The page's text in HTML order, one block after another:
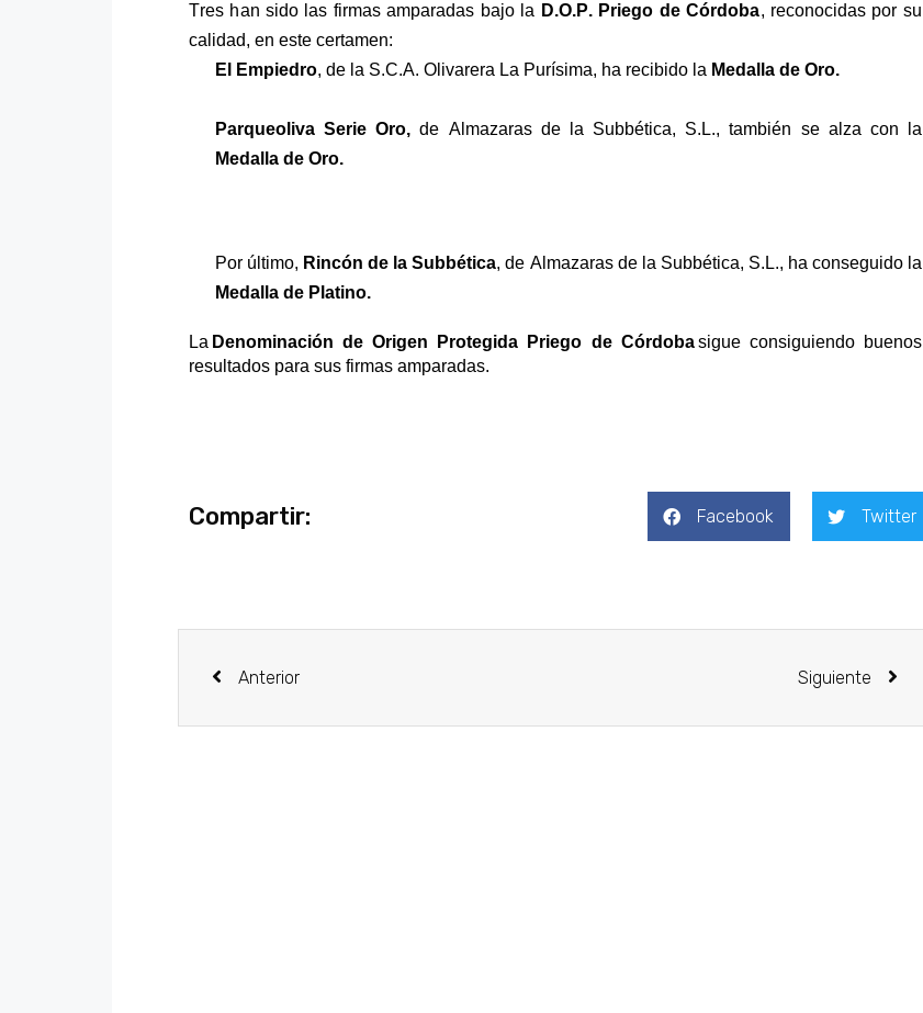
Tres han sido las firmas amparadas bajo la D.O.P. Priego de Córdoba, reconocidas por su
calidad, en este certamen:
El Empiedro, de la S.C.A. Olivarera La Purísima, ha recibido la Medalla de Oro.
Parqueoliva Serie Oro,de Almazaras de la Subbética, S.L., también se alza con la
Medalla de Oro.
Por último, Rincón de la Subbética,de Almazaras de la Subbética, S.L., ha conseguido la
Medalla de Platino.
La Denominación de Origen Protegida Priego de Córdobasigueconsiguiendo buenos
resultados para sus firmas amparadas.
Compartir: Facebook Twitter
Anterior Siguiente